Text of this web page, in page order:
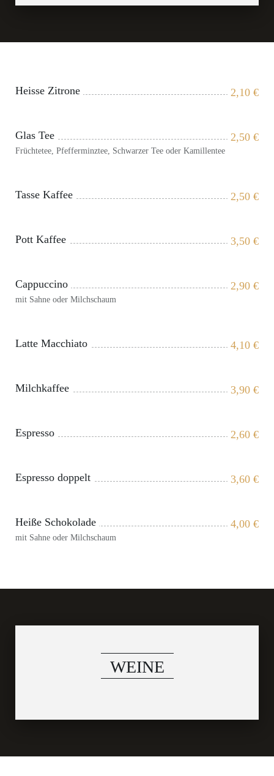
2,10 €
Heisse Zitrone
2,50 €
Glas Tee
Früchtetee, Pfefferminztee, Schwarzer Tee oder Kamillentee
2,50 €
Tasse Kaffee
3,50 €
Pott Kaffee
2,90 €
Cappuccino
mit Sahne oder Milchschaum
4,10 €
Latte Macchiato
3,90 €
Milchkaffee
2,60 €
Espresso
3,60 €
Espresso doppelt
4,00 €
Heiße Schokolade
mit Sahne oder Milchschaum
WEINE